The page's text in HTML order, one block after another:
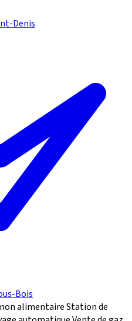
Denis
Bois
alimentaireStation de